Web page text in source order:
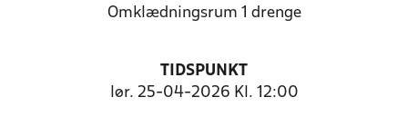
Omklædningsrum 1 drenge
TIDSPUNKT
lør. 25-04-2026 Kl. 12:00